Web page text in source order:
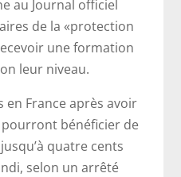
au Journal officiel
de la «protection
une formation
leur niveau.
en France après avoir
bénéficier de
quatre cents
selon un arrêté